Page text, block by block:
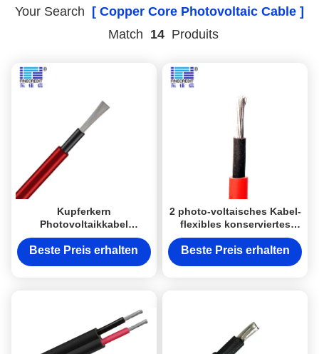
Your Search [ Copper Core Photovoltaic Cable ]
Match 14Produits
Kupferkern
Photovoltaikkabel
Außenkabel UV-
beständiges Kabel für
Beste Preis erhalten
2 photo-voltaisches Kabel-
flexibles konserviertes
kupfernes Leiter en 50618
PFG 1169 H1Z2Z2-K
Beste Preis erhalten